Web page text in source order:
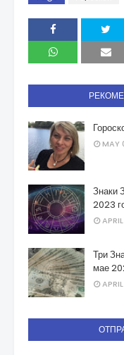
MAY
Знаки
2023
Три
мае